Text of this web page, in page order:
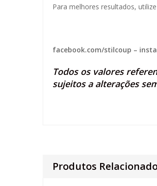
Para melhores resultados,
facebook.com/stilcoup –
Todos os valores
sujeitos a alterações
Produtos